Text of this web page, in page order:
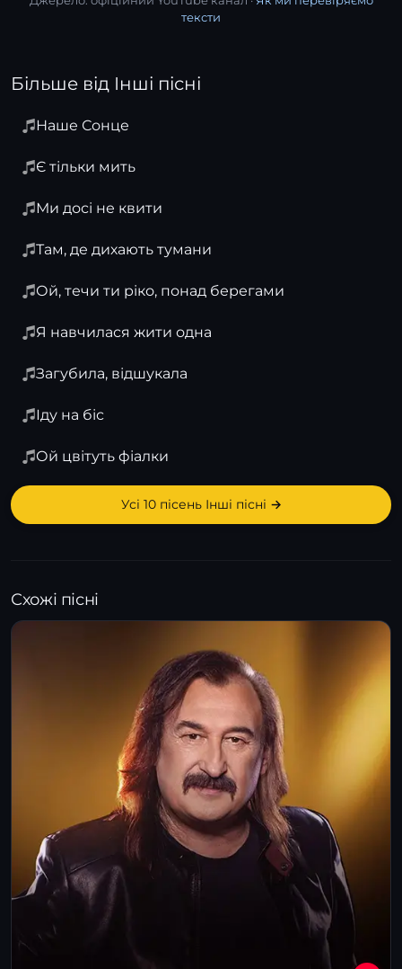
тексти
Більше від Інші пісні
Наше Сонце
Є тільки мить
Ми досі не квити
Там, де дихають тумани
Ой, течи ти ріко, понад берегами
Я навчилася жити одна
Загубила, відшукала
Іду на біс
Ой цвітуть фіалки
Усі 10 пісень Інші пісні →
Схожі пісні